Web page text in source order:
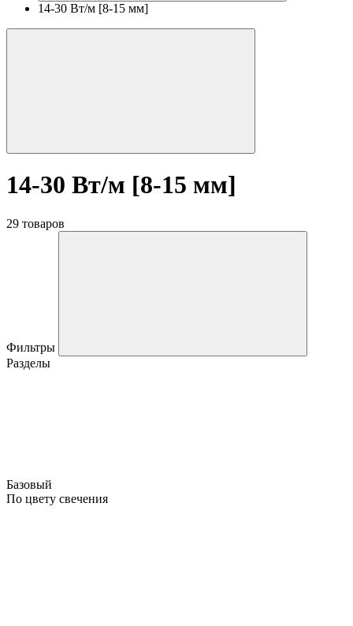
14-30 Вт/м [8-15 мм]
14-30 Вт/м [8-15 мм]
29 товаров
Фильтры
Разделы
Базовый
По цвету свечения